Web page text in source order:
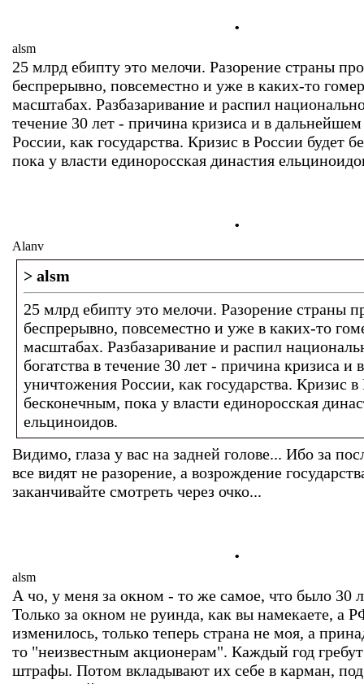
.
alsm
25 млрд ебипту это мелочи. Разорение страны
беспрерывно, повсеместно и уже в каких-то
масштабах. Разбазаривание и распил
течение 30 лет - причина кризиса и в
России, как государства. Кризис в России будет
пока у власти единоросская династия
.
Alanv
> alsm
25 млрд ебипту это мелочи. Разорение страны
беспрерывно, повсеместно и уже в каких-то
масштабах. Разбазаривание и распил
богатства в течение 30 лет - причина кризиса и
уничтожения России, как государства. Кризис в
бесконечным, пока у власти единоросская
ельциноидов.
Видимо, глаза у вас на задней голове... Ибо за
все видят не разорение, а возрождение
заканчивайте смотреть через очко...
.
alsm
А чо, у меня за окном - то же самое, что было 30
Только за окном не руинда, как вы намекаете, а
изменилось, только теперь страна не моя, а
то "неизвестным акционерам". Каждый год
штрафы. Потом вкладывают их себе в карман,